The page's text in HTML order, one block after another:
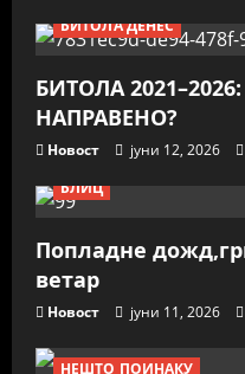
БИТОЛА ДЕНЕС
БИТОЛА
НАПРАВЕНО?
Новост јуни 12, 2026
БЛИЦ
Попладне
ветар
Новост јуни 11, 2026
НЕШТО ПОИНАКУ